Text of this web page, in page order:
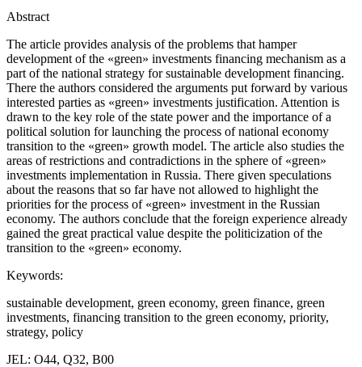
Abstract
The article provides analysis of the problems that hamper
development of the «green» investments financing mechanism as a
part of the national strategy for sustainable development financing.
There the authors considered the arguments put forward by various
interested parties as «green» investments justification. Attention is
drawn to the key role of the state power and the importance of a
political solution for launching the process of national economy
transition to the «green» growth model. The article also studies the
areas of restrictions and contradictions in the sphere of «green»
investments implementation in Russia. There given speculations
about the reasons that so far have not allowed to highlight the
priorities for the process of «green» investment in the Russian
economy. The authors conclude that the foreign experience already
gained the great practical value despite the politicization of the
transition to the «green» economy.
Keywords:
sustainable development, green economy, green finance, green
investments, financing transition to the green economy, priority,
strategy, policy
JEL: O44, Q32, B00